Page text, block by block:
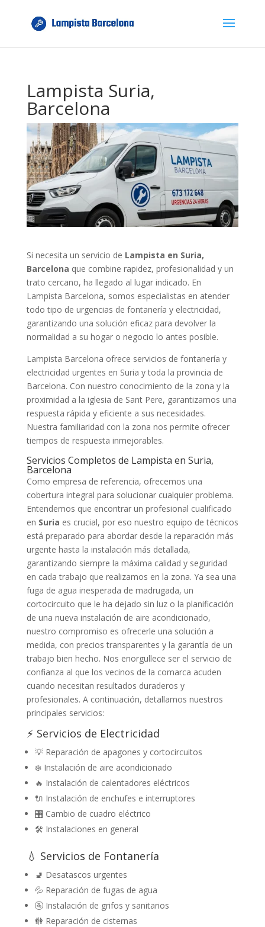
Lampista Suria,
Barcelona
Si necesita un servicio de Lampista en Suria,
Barcelona que combine rapidez, profesionalidad y un
trato cercano, ha llegado al lugar indicado. En
Lampista Barcelona, somos especialistas en atender
todo tipo de urgencias de fontanería y electricidad,
garantizando una solución eficaz para devolver la
normalidad a su hogar o negocio lo antes posible.
Lampista Barcelona ofrece servicios de fontanería y
electricidad urgentes en Suria y toda la provincia de
Barcelona. Con nuestro conocimiento de la zona y la
proximidad a la iglesia de Sant Pere, garantizamos una
respuesta rápida y eficiente a sus necesidades.
Nuestra familiaridad con la zona nos permite ofrecer
tiempos de respuesta inmejorables.
Servicios Completos de Lampista en Suria,
Barcelona
Como empresa de referencia, ofrecemos una
cobertura integral para solucionar cualquier problema.
Entendemos que encontrar un profesional cualificado
en Suria es crucial, por eso nuestro equipo de técnicos
está preparado para abordar desde la reparación más
urgente hasta la instalación más detallada,
garantizando siempre la máxima calidad y seguridad
en cada trabajo que realizamos en la zona. Ya sea una
fuga de agua inesperada de madrugada, un
cortocircuito que le ha dejado sin luz o la planificación
de una nueva instalación de aire acondicionado,
nuestro compromiso es ofrecerle una solución a
medida, con precios transparentes y la garantía de un
trabajo bien hecho. Nos enorgullece ser el servicio de
confianza al que los vecinos de la comarca acuden
cuando necesitan resultados duraderos y
profesionales. A continuación, detallamos nuestros
principales servicios:
⚡ Servicios de Electricidad
💡 Reparación de apagones y cortocircuitos
❄️ Instalación de aire acondicionado
🔥 Instalación de calentadores eléctricos
🔌 Instalación de enchufes e interruptores
🎛️ Cambio de cuadro eléctrico
🛠️ Instalaciones en general
💧 Servicios de Fontanería
🚽 Desatascos urgentes
💦 Reparación de fugas de agua
🚰 Instalación de grifos y sanitarios
🚻 Reparación de cisternas